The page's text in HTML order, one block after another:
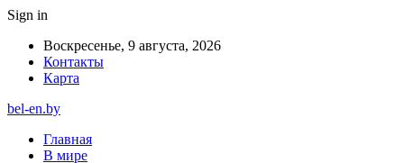
Sign in
Воскресенье, 9 августа, 2026
Контакты
Карта
bel-en.by
Главная
В мире